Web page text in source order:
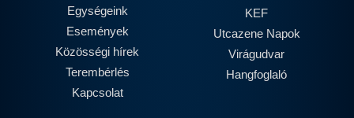
Egységeink
Események
Közösségi hírek
Terembérlés
Kapcsolat
KEF
Utcazene Napok
Virágudvar
Hangfoglaló